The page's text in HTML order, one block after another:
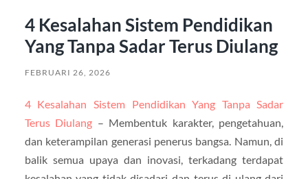
4 Kesalahan Sistem Pendidikan
Yang Tanpa Sadar Terus Diulang
FEBRUARI 26, 2026
4 Kesalahan Sistem Pendidikan Yang Tanpa Sadar
Terus Diulang – Membentuk karakter, pengetahuan,
dan keterampilan generasi penerus bangsa. Namun, di
balik semua upaya dan inovasi, terkadang terdapat